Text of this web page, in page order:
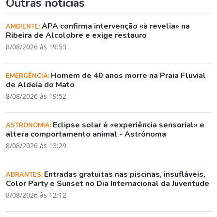
AMBIENTE:APA confirma intervenção «à revelia» na
Ribeira de Alcolobre e exige restauro
8/08/2026 às 19:53
EMERGÊNCIA: Homem de 40 anos morre na Praia Fluvial
de Aldeia do Mato
8/08/2026 às 19:52
ASTRONOMIA: Eclipse solar é «experiência sensorial» e
altera comportamento animal - Astrónoma
8/08/2026 às 13:29
ABRANTES: Entradas gratuitas nas piscinas, insufláveis,
Color Party e Sunset no Dia Internacional da Juventude
8/08/2026 às 12:12